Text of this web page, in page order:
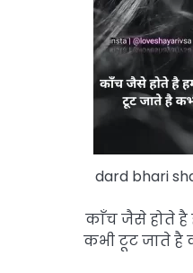
dard bhari
काँच जैसे होते
कभी टूट जाते है